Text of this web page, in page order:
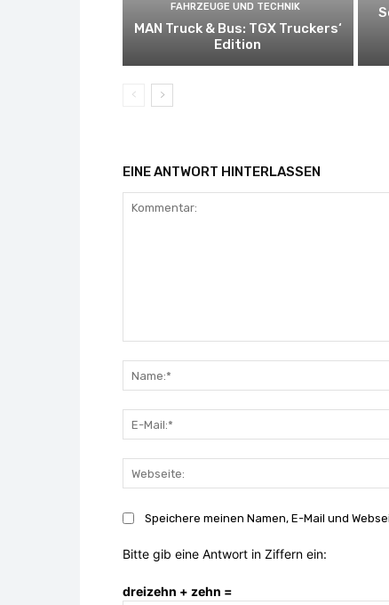
FAHRZEUGE UND TECHNIK
MAN Truck & Bus: TGX Truckers‘
Edition
EINE ANTWORT HINTERLASSEN
Speichere meinen Namen, E-Mail und
Bitte gib eine Antwort in Ziffern ein:
dreizehn + zehn =